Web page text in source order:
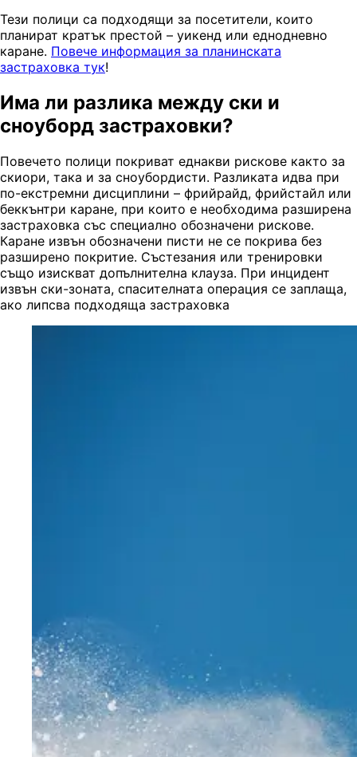
Тези полици са подходящи за посетители, които
планират кратък престой – уикенд или еднодневно
каране. Повече информация за планинската
застраховка тук!
Има ли разлика между ски и
сноуборд застраховки?
Повечето полици покриват еднакви рискове както за
скиори, така и за сноубордисти. Разликата идва при
по-екстремни дисциплини – фрийрайд, фрийстайл или
беккънтри каране, при които е необходима разширена
застраховка със специално обозначени рискове.
Каране извън обозначени писти не се покрива без
разширено покритие. Състезания или тренировки
също изискват допълнителна клауза. При инцидент
извън ски-зоната, спасителната операция се заплаща,
ако липсва подходяща застраховка